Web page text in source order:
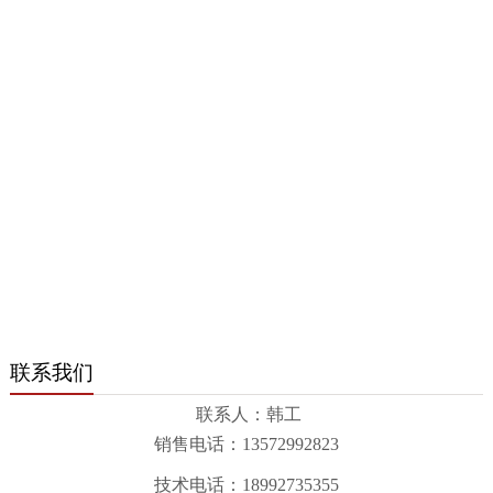
联系我们
联系人：韩工
销售电话：13572992823
技术电话：18992735355